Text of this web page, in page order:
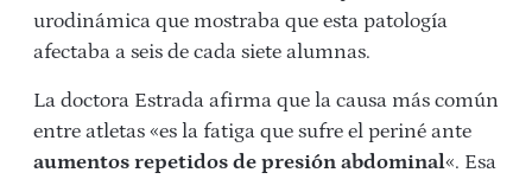
urodinámica que mostraba que esta patología
afectaba a seis de cada siete alumnas.
La doctora Estrada afirma que la causa más común
entre atletas «es la fatiga que sufre el periné ante
aumentos repetidos de presión abdominal«. Esa